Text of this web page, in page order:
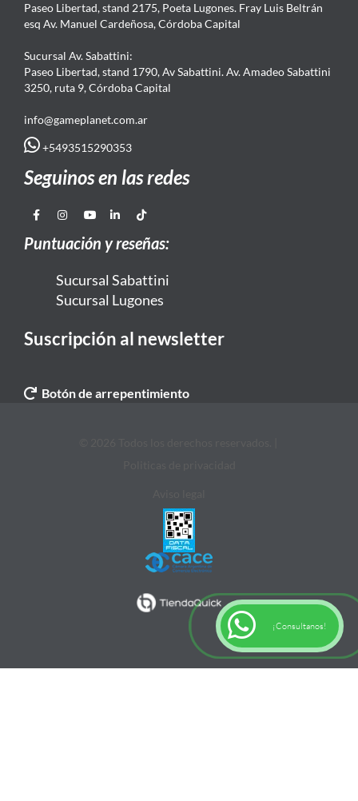
Paseo Libertad, stand 2175, Poeta Lugones. Fray Luis Beltrán
esq Av. Manuel Cardeñosa, Córdoba Capital
Sucursal Av. Sabattini:
Paseo Libertad, stand 1790, Av Sabattini. Av. Amadeo Sabattini
3250, ruta 9, Córdoba Capital
info@gameplanet.com.ar
+5493515290353
Seguinos en las redes
Puntuación y reseñas:
Sucursal Sabattini
Sucursal Lugones
Suscripción al newsletter
Botón de arrepentimiento
¡Consultanos!